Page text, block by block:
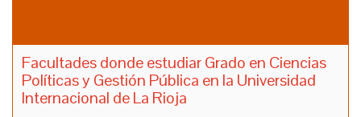
Facultades donde estudiar Grado en Ciencias
Políticas y Gestión Pública en la Universidad
Internacional de La Rioja